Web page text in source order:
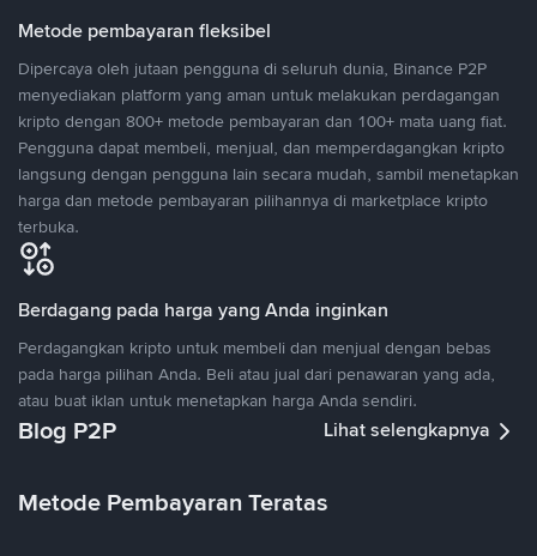
Metode pembayaran fleksibel
Dipercaya oleh jutaan pengguna di seluruh dunia, Binance P2P
menyediakan platform yang aman untuk melakukan perdagangan
kripto dengan 800+ metode pembayaran dan 100+ mata uang fiat.
Pengguna dapat membeli, menjual, dan memperdagangkan kripto
langsung dengan pengguna lain secara mudah, sambil menetapkan
harga dan metode pembayaran pilihannya di marketplace kripto
terbuka.
Berdagang pada harga yang Anda inginkan
Perdagangkan kripto untuk membeli dan menjual dengan bebas
pada harga pilihan Anda. Beli atau jual dari penawaran yang ada,
atau buat iklan untuk menetapkan harga Anda sendiri.
Blog P2P Lihat selengkapnya
Metode Pembayaran Teratas